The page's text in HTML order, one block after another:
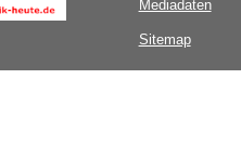
Mediadaten
Sitemap